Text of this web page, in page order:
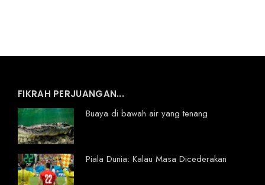
FIKRAH PERJUANGAN...
Buaya di bawah air yang tenang
Piala Dunia: Kalau Masa Dicederakan